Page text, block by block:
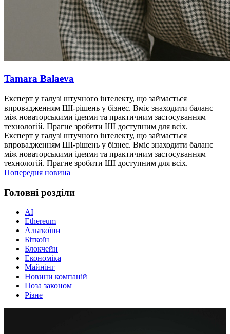
Tamara Balaeva
Експерт у галузі штучного інтелекту, що займається
впровадженням ШІ-рішень у бізнес. Вміє знаходити баланс
між новаторськими ідеями та практичним застосуванням
технологій. Прагне зробити ШІ доступним для всіх.
Експерт у галузі штучного інтелекту, що займається
впровадженням ШІ-рішень у бізнес. Вміє знаходити баланс
між новаторськими ідеями та практичним застосуванням
технологій. Прагне зробити ШІ доступним для всіх.
Попередня новина
Головні розділи
AI
Ethereum
Альткоїни
Біткоїн
Блокчейн
Економіка
Майнінг
Новини компаній
Поза законом
Різне